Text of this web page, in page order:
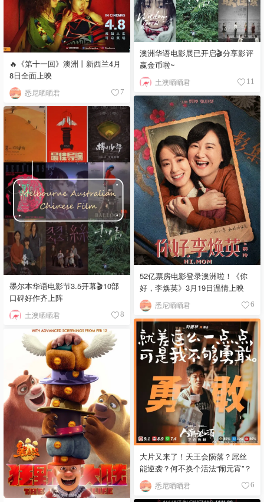
澳洲华语电影展已开启🎬分享影评
赢金币啦~
土澳晒晒君 11
🔥《第十一回》澳洲丨新西兰4月
8日全面上映
悉尼晒晒君 7
52亿票房电影登录澳洲啦！《你
好，李焕英》3月19日温情上映
悉尼晒晒君 6
墨尔本华语电影节3.5开幕🎬10部
口碑好作齐上阵
土澳晒晒君 8
大片又来了！天王会陨落？屌丝
能逆袭？何不换个活法“闹元宵”？
悉尼晒晒君 6